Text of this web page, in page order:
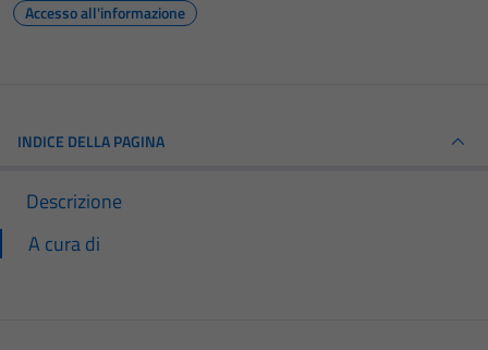
Accesso all'informazione
INDICE DELLA PAGINA
Descrizione
A cura di